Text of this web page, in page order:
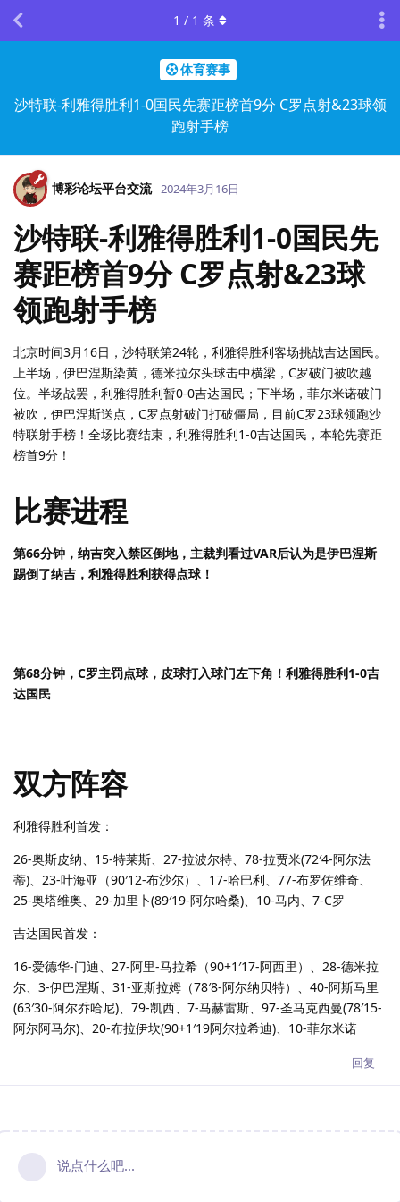
体育赛事
沙特联-利雅得胜利1-0国民先赛距榜首9分 C罗点射&23球领
跑射手榜
1 / 1 条
博彩论坛平台交流 2024年3月16日
沙特联-利雅得胜利1-0国民先
赛距榜首9分 C罗点射&23球
领跑射手榜
北京时间3月16日，沙特联第24轮，利雅得胜利客场挑战吉达国民。
上半场，伊巴涅斯染黄，德米拉尔头球击中横梁，C罗破门被吹越
位。半场战罢，利雅得胜利暂0-0吉达国民；下半场，菲尔米诺破门
被吹，伊巴涅斯送点，C罗点射破门打破僵局，目前C罗23球领跑沙
特联射手榜！全场比赛结束，利雅得胜利1-0吉达国民，本轮先赛距
榜首9分！
比赛进程
第66分钟，纳吉突入禁区倒地，主裁判看过VAR后认为是伊巴涅斯
踢倒了纳吉，利雅得胜利获得点球！
第68分钟，C罗主罚点球，皮球打入球门左下角！利雅得胜利1-0吉
达国民
双方阵容
利雅得胜利首发：
26-奥斯皮纳、15-特莱斯、27-拉波尔特、78-拉贾米(72′4-阿尔法
蒂)、23-叶海亚（90′12-布沙尔）、17-哈巴利、77-布罗佐维奇、
25-奥塔维奥、29-加里卜(89′19-阿尔哈桑)、10-马内、7-C罗
吉达国民首发：
16-爱德华-门迪、27-阿里-马拉希（90+1′17-阿西里）、28-德米拉
尔、3-伊巴涅斯、31-亚斯拉姆（78′8-阿尔纳贝特）、40-阿斯马里
(63′30-阿尔乔哈尼)、79-凯西、7-马赫雷斯、97-圣马克西曼(78′15-
阿尔阿马尔)、20-布拉伊坎(90+1′19阿尔拉希迪)、10-菲尔米诺
回复
说点什么吧...